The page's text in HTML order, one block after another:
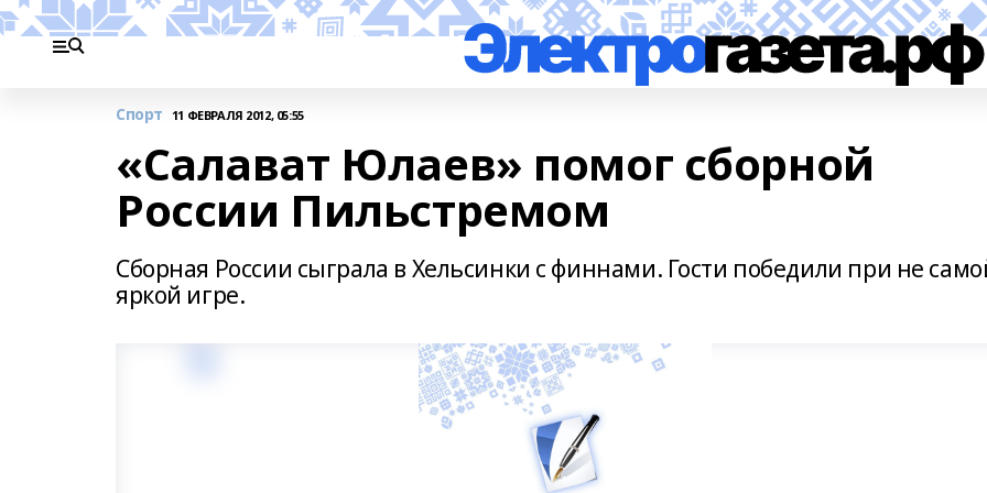
Спорт 11 ФЕВРАЛЯ 2012, 05:55
«Салават Юлаев» помог сборной
России Пильстремом
Сборная России сыграла в Хельсинки с финнами. Гости победили при не
яркой игре.